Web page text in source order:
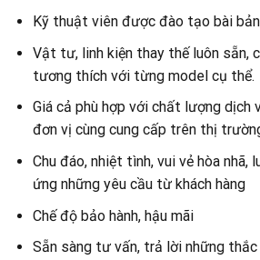
Kỹ thuật viên được đào tạo bài
Vật tư, linh kiện thay thế luôn sẵn,
tương thích với từng model cụ thể.
Giá cả phù hợp với chất lượng dịch
đơn vị cùng cung cấp trên thị
Chu đáo, nhiệt tình, vui vẻ hòa nhã,
ứng những yêu cầu từ khách hàng
Chế độ bảo hành, hậu mãi
Sẵn sàng tư vấn, trả lời những